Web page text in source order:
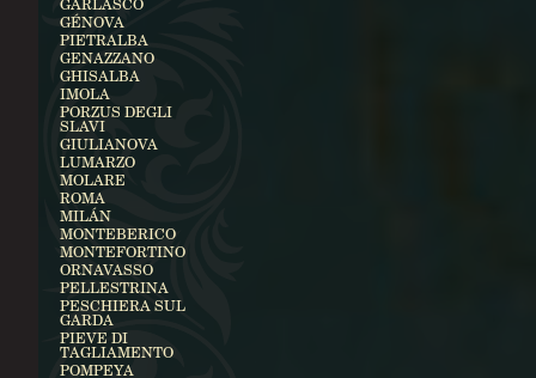
GÉNOVA
PIETRALBA
GENAZZANO
GHISALBA
IMOLA
PORZUS DEGLI
SLAVI
GIULIANOVA
LUMARZO
MOLARE
ROMA
MILÁN
MONTEBERICO
MONTEFORTINO
ORNAVASSO
PELLESTRINA
PESCHIERA SUL
GARDA
PIEVE DI
TAGLIAMENTO
POMPEYA